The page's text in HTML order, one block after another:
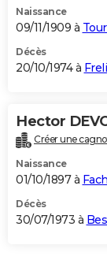
Naissance
09/11/1909 à
Décès
20/10/1974 à
Hector
Créer une
Naissance
01/10/1897 à
Décès
30/07/1973 à